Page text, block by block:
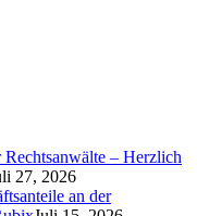
– Herzlich
27, 2026
an der